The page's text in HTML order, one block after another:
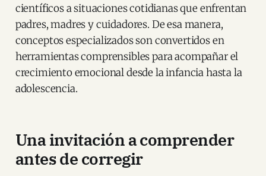
científicos a situaciones cotidianas que enfrentan
padres, madres y cuidadores. De esa manera,
conceptos especializados son convertidos en
herramientas comprensibles para acompañar el
crecimiento emocional desde la infancia hasta la
adolescencia.
Una invitación a comprender
antes de corregir